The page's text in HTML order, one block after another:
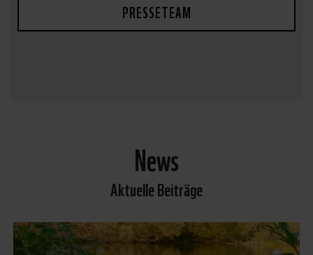
PRESSETEAM
News
Aktuelle Beiträge